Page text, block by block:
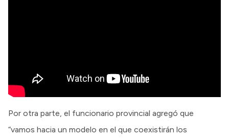
Por otra parte, el funcionario provincial agregó que
“vamos hacia un modelo en el que coexistirán los